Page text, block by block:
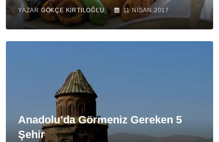
YAZAR:GÖKÇE KIRTILOĞLU 11 NISAN 2017
Anadolu’da Görmeniz Gereken 5
Şehir